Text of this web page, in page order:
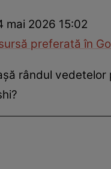
mai 2026 15:02
preferată în
rândul